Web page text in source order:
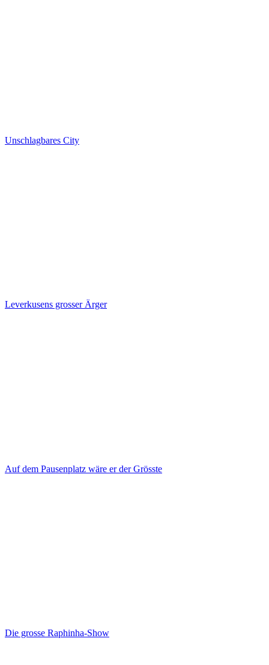
Unschlagbares City
Leverkusens grosser Ärger
Auf dem Pausenplatz wäre er der Grösste
Die grosse Raphinha-Show